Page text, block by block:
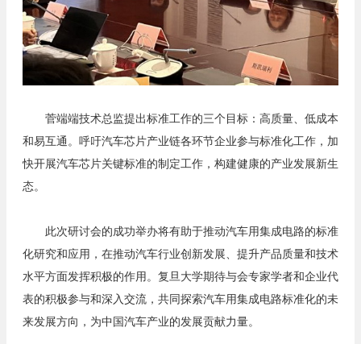
菅端端技术总监提出标准工作的三个目标：高质量、低成本
和易互通。呼吁汽车芯片产业链各环节企业参与标准化工作，加
快开展汽车芯片关键标准的制定工作，构建健康的产业发展新生
态。
此次研讨会的成功举办将有助于推动汽车用集成电路的标准
化研究和应用，在推动汽车行业创新发展、提升产品质量和技术
水平方面发挥积极的作用。复旦大学期待与会专家学者和企业代
表的积极参与和深入交流，共同探索汽车用集成电路标准化的未
来发展方向，为中国汽车产业的发展贡献力量。